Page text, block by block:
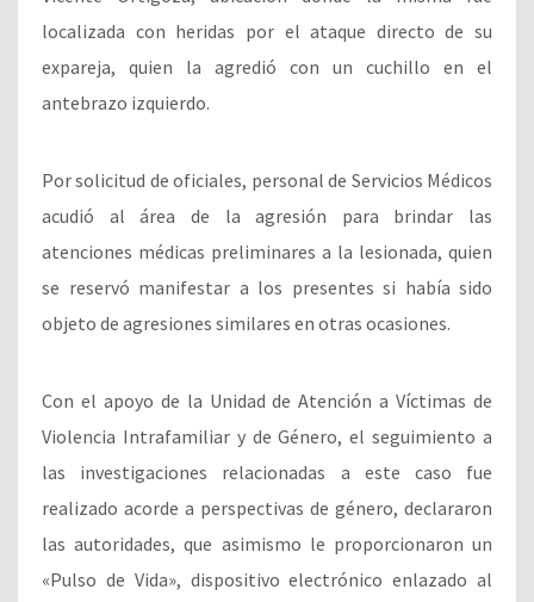
localizada con heridas por el ataque directo de su
expareja, quien la agredió con un cuchillo en el
antebrazo izquierdo.
Por solicitud de oficiales, personal de Servicios Médicos
acudió al área de la agresión para brindar las
atenciones médicas preliminares a la lesionada, quien
se reservó manifestar a los presentes si había sido
objeto de agresiones similares en otras ocasiones.
Con el apoyo de la Unidad de Atención a Víctimas de
Violencia Intrafamiliar y de Género, el seguimiento a
las investigaciones relacionadas a este caso fue
realizado acorde a perspectivas de género, declararon
las autoridades, que asimismo le proporcionaron un
«Pulso de Vida», dispositivo electrónico enlazado al